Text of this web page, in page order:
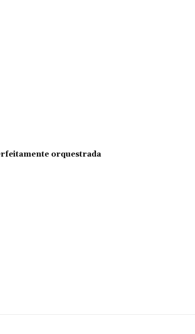
orquestrada